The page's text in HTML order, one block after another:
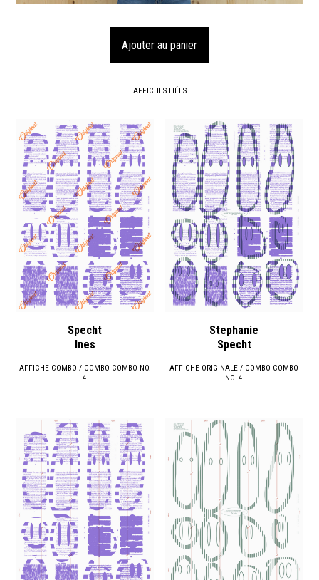
AFFICHES LIÉES
Specht
Ines
AFFICHE COMBO / COMBO COMBO NO.
4
Stephanie
Specht
AFFICHE ORIGINALE / COMBO COMBO
NO. 4